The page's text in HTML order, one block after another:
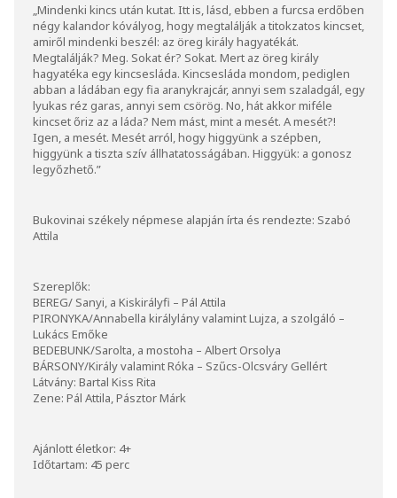
„Mindenki kincs után kutat. Itt is, lásd, ebben a furcsa erdőben
négy kalandor kóvályog, hogy megtalálják a titokzatos kincset,
amiről mindenki beszél: az öreg király hagyatékát.
Megtalálják? Meg. Sokat ér? Sokat. Mert az öreg király
hagyatéka egy kincsesláda. Kincsesláda mondom, pediglen
abban a ládában egy fia aranykrajcár, annyi sem szaladgál, egy
lyukas réz garas, annyi sem csörög. No, hát akkor miféle
kincset őriz az a láda? Nem mást, mint a mesét. A mesét?!
Igen, a mesét. Mesét arról, hogy higgyünk a szépben,
higgyünk a tiszta szív állhatatosságában. Higgyük: a gonosz
legyőzhető.”
Bukovinai székely népmese alapján írta és rendezte: Szabó
Attila
Szereplők:
BEREG/ Sanyi, a Kiskirályfi – Pál Attila
PIRONYKA/Annabella királylány valamint Lujza, a szolgáló –
Lukács Emőke
BEDEBUNK/Sarolta, a mostoha – Albert Orsolya
BÁRSONY/Király valamint Róka – Szűcs-Olcsváry Gellért
Látvány: Bartal Kiss Rita
Zene: Pál Attila, Pásztor Márk
Ajánlott életkor: 4+
Időtartam: 45 perc